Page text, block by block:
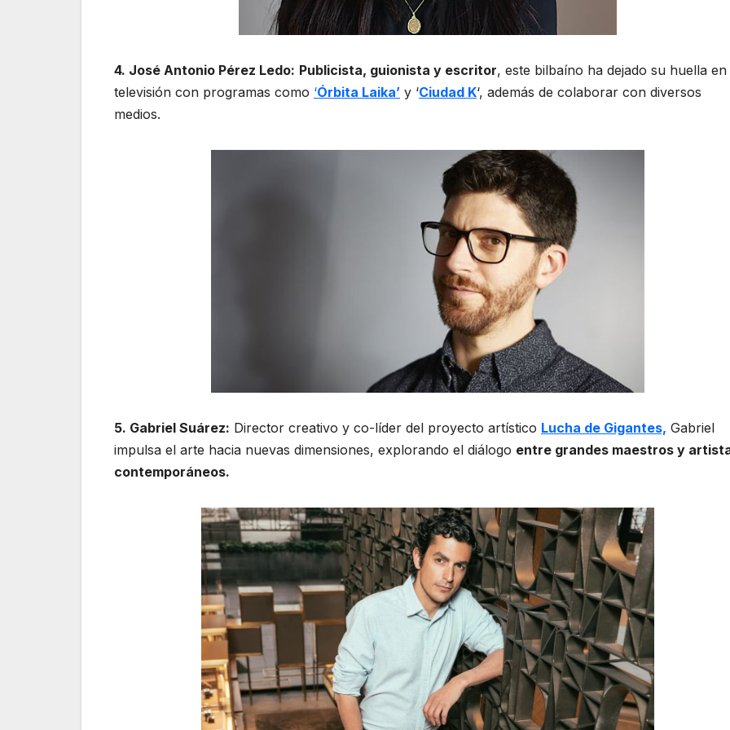
4. José Antonio Pérez Ledo: Publicista, guionista y escritor, este bilbaíno ha dejado su huella en
televisión con programas como ‘Órbita Laika’ y ‘Ciudad K‘, además de colaborar con diversos
medios.
5. Gabriel Suárez: Director creativo y co-líder del proyecto artístico Lucha de Gigantes, Gabriel
impulsa el arte hacia nuevas dimensiones, explorando el diálogo entre grandes maestros y
contemporáneos.